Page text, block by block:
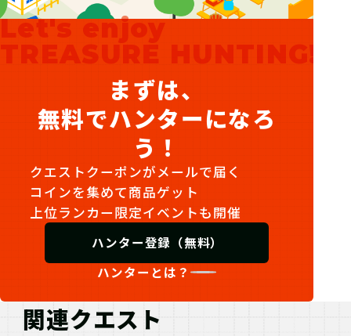
Let's enjoy
TREASURE HUNTING!
まずは、
無料でハンターになろ
う！
クエストクーポンがメールで届く
コインを集めて商品ゲット
上位ランカー限定イベントも開催
ハンター登録（無料）
ハンターとは？
関連クエスト